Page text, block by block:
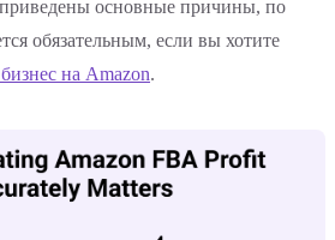
основные причины, по
обязательным, если вы хотите
на Amazon.